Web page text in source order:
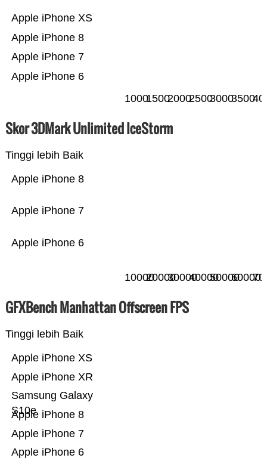
Apple iPhone 6
Apple iPhone 7
Apple iPhone 8
Apple iPhone XS
100015002000250030003500
Skor 3DMark Unlimited IceStorm
Tinggi lebih Baik
Apple iPhone 6
Apple iPhone 7
Apple iPhone 8
100002000030000400005000060000
GFXBench Manhattan Offscreen FPS
Tinggi lebih Baik
Apple iPhone 6
Apple iPhone 7
Apple iPhone 8
Samsung Galaxy
S10e
Apple iPhone XR
Apple iPhone XS